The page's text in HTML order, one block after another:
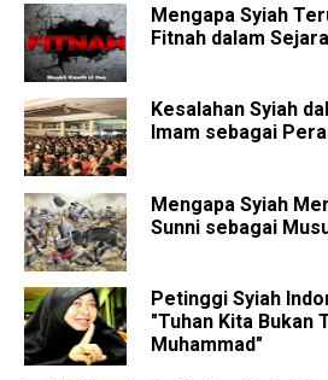
Mengapa Syiah
Fitnah dalam
Kesalahan Syiah
Imam sebagai
Mengapa Syiah
Sunni sebagai
Petinggi Syiah
"Tuhan Kita Bukan
Muhammad"